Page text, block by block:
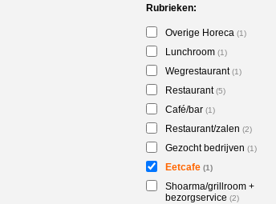
Rubrieken:
Overige Horeca (1)
Lunchroom (1)
Wegrestaurant(1)
Restaurant(5)
Café/bar (1)
Restaurant/zalen (2)
Gezocht bedrijven (1)
Eetcafe (1)
Shoarma/grillroom +
bezorgservice (2)